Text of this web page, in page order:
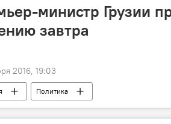
министр Грузии
завтра
2016, 19:03
Политика